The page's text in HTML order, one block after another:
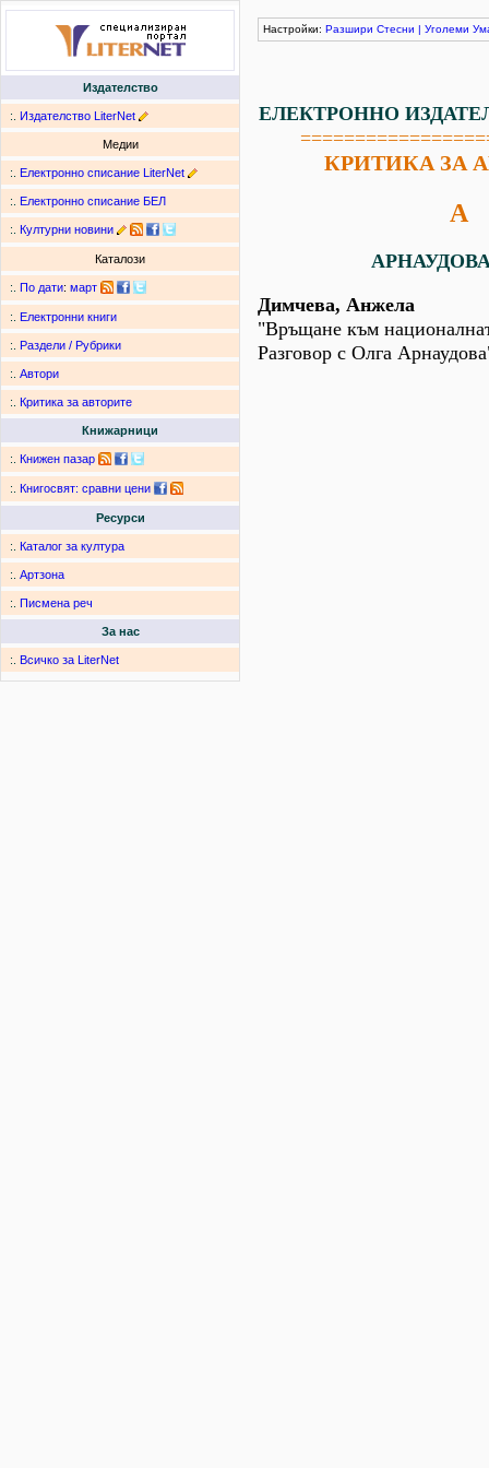
Издателство
:. Издателство LiterNet
Медии
:. Електронно списание LiterNet
:. Електронно списание БЕЛ
:. Културни новини
Каталози
:. По дати: март
:. Електронни книги
:. Раздели / Рубрики
:. Автори
:. Критика за авторите
Книжарници
:. Книжен пазар
:. Книгосвят: сравни цени
Ресурси
:. Каталог за култура
:. Артзона
:. Писмена реч
За нас
:. Всичко за LiterNet
Настройки: Разшири Стесни | Уголеми
ЕЛЕКТРОННО
КРИТИКА ЗА
А
Димчева, Анжела
"Връщане към
Разговор с Олга